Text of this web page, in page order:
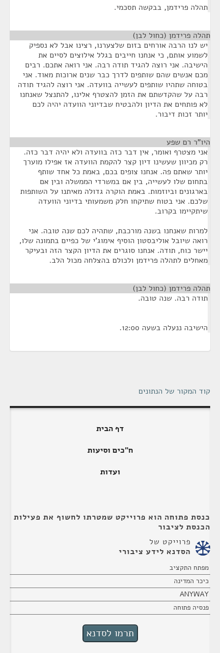
תהלה פרידמן, בבקשה תסכמי.
תהלה פרידמן (כחול לבן)
יש לנו הרבה אורחים בזום שלצערנו, רצינו אבל לא נספיק
לשמוע אותם, כי אנחנו חייבים בגלל אילוצים לסיים את
הישיבה. אני רוצה להגיד תודה רבה. אני רואה אתכם. רבים
מכם אנשים שהם שותפים לדרך כבר שנים ארוכות מאוד. אני
בטוחה שתהיו שותפים לעשייה בוועדה. אני רוצה להגיד תודה
רבה על שהקדשתם את הזמן להצטרף אלינו, להתנצל שאנחנו
לא פותחים את הדיון ולהבטיח שבדיוני הוועדה יהיה לכם
יותר זכות דיבור.
היו"ר רם שפע
אני מצטרף ואומר, אין דבר כזה בוועדה ולא יהיה דבר כזה.
רק מכיוון שעשינו דיון קצר להקמת הוועדה אז אפילו מוערך
יותר שאתם פה. אנחנו צופים בכם, באמת כל אחד שותף
בתחום שלו לעשייה, בין אם במשרדי הממשלה ובין אם
בארגונים וביוזמות. באמת הוקרה גדולה מאיתנו על השותפות
שלכם. אני בטוח שתיקחו חלק משמעותי בדיוני הוועדה
שיתקיימו בקרוב.
למרות שאנחנו בשנה מורכבת, שתהיה לכם שנה טובה. אני
רואה שיובל אוליבסטון הוסיף אימוג'י של כפיים בתמונה שלו,
יישר כוח, תודה. אנחנו סוגרים את הדיון הקצר הזה ובעיקר
מאחלים לתהלה פרידמן ולכולם בהצלחה מכול הלב.
תהלה פרידמן (כחול לבן)
תודה רבה. שנה טובה.
הישיבה ננעלה בשעה 12:00.
קוד המקור של הנתונים
דף הבית
ח"כים וסיעות
ועדות
כנסת פתוחה הוא פרוייקט שמטרתו לחשוף את פעילות
הכנסת לציבור
פרוייקט של
הסדנא לידע ציבורי
מפתח התקציב
כיכר המדינה
ANYWAY
פנסיה פתוחה